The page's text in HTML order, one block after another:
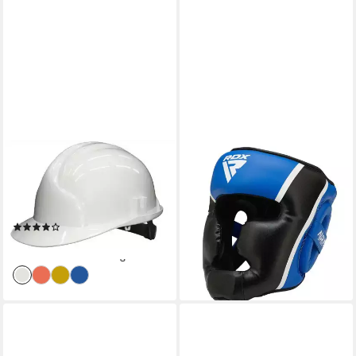
Schutzhelm Schutzhelm
Bauhelm Helm Arbeitshelm
Farbwahl NEU!
6,96 €
RDX SPORTS
Kopfschutz RDX Kopfschutz
Aura Plus T-17
50,99 €
59,99 €
-15%
lieferbar - in 2-3 Werktagen bei dir